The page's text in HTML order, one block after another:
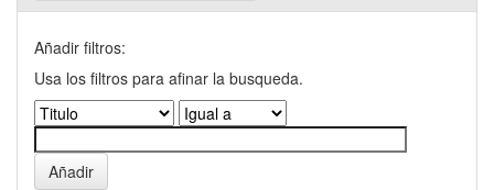
Añadir filtros:
Usa los filtros para afinar la busqueda.